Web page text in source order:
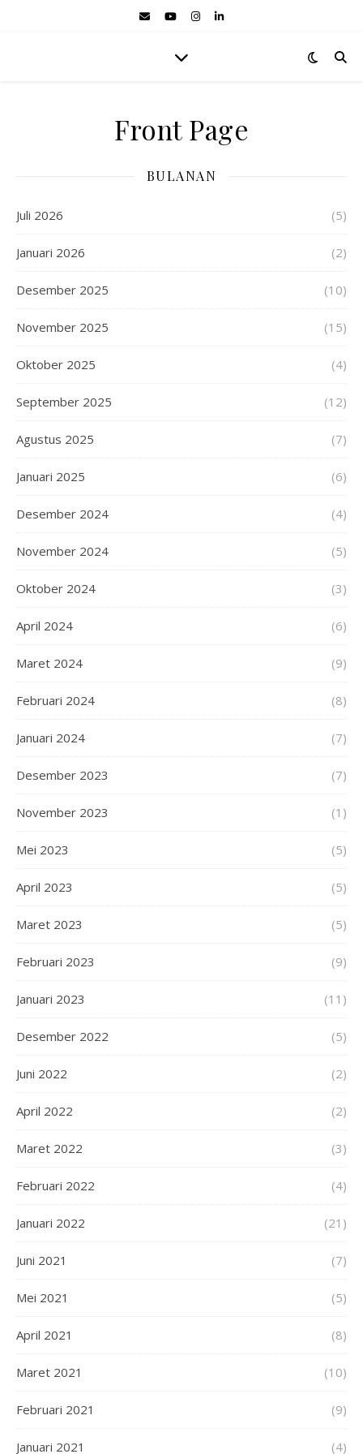
Front Page
BULANAN
Juli 2026 (5)
Januari 2026 (2)
Desember 2025 (10)
November 2025 (15)
Oktober 2025 (4)
September 2025 (12)
Agustus 2025 (7)
Januari 2025 (6)
Desember 2024 (4)
November 2024 (5)
Oktober 2024 (3)
April 2024 (6)
Maret 2024 (9)
Februari 2024 (8)
Januari 2024 (7)
Desember 2023 (7)
November 2023 (1)
Mei 2023 (5)
April 2023 (5)
Maret 2023 (5)
Februari 2023 (9)
Januari 2023 (11)
Desember 2022 (5)
Juni 2022 (2)
April 2022 (2)
Maret 2022 (3)
Februari 2022 (4)
Januari 2022 (21)
Juni 2021 (7)
Mei 2021 (5)
April 2021 (8)
Maret 2021 (10)
Februari 2021 (9)
Januari 2021 (4)